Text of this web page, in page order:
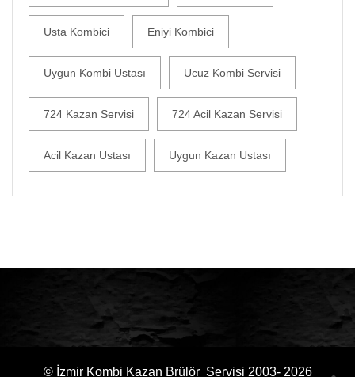
Usta Kombici Eniyi Kombici
Uygun Kombi Ustası Ucuz Kombi Servisi
724 Kazan Servisi 724 Acil Kazan Servisi
Acil Kazan Ustası Uygun Kazan Ustası
© İzmir Kombi Kazan Brülör Servisi 2003- 2026